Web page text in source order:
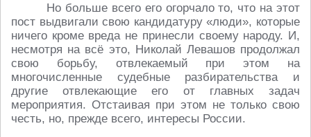
Но больше всего его огорчало то, что на этот
пост выдвигали свою кандидатуру «люди», которые
ничего кроме вреда не принесли своему народу. И,
несмотря на всё это, Николай Левашов продолжал
свою борьбу, отвлекаемый при этом на
многочисленные судебные разбирательства и
другие отвлекающие его от главных задач
мероприятия. Отстаивая при этом не только свою
честь, но, прежде всего, интересы России.